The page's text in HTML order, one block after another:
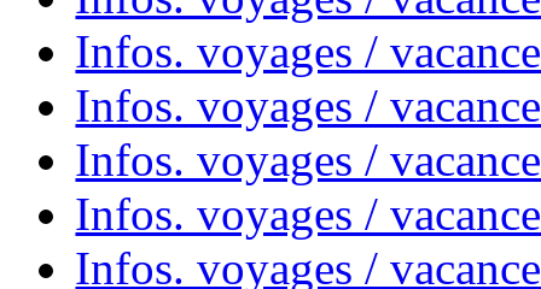
Infos. voyages /
Infos. voyages /
Infos. voyages /
Infos. voyages /
Infos. voyages /